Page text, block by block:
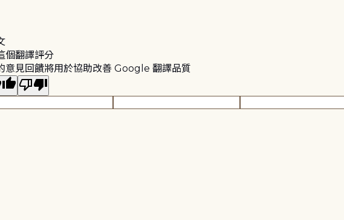
個翻譯評分
意見回饋將用於協助改善 Google 翻譯品質